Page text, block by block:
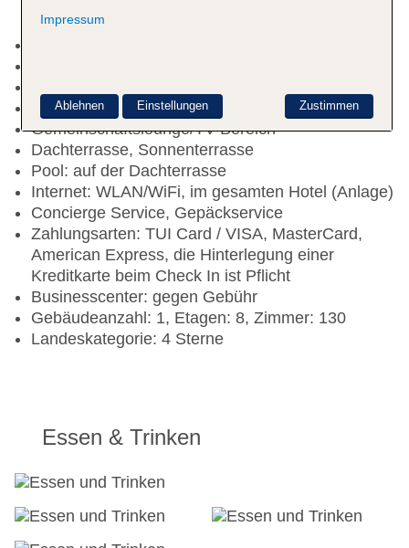
Gemeinschaftslounge/TV-Bereich
Dachterrasse, Sonnenterrasse
Pool: auf der Dachterrasse
Internet: WLAN/WiFi, im gesamten Hotel (Anlage)
Concierge Service, Gepäckservice
Zahlungsarten: TUI Card / VISA, MasterCard,
American Express, die Hinterlegung einer
Kreditkarte beim Check In ist Pflicht
Businesscenter: gegen Gebühr
Gebäudeanzahl: 1, Etagen: 8, Zimmer: 130
Landeskategorie: 4 Sterne
Essen & Trinken
Impressum
Zustimmen
Ablehnen Einstellungen